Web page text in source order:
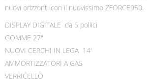
nuovi orizzonti con il nuovissimo ZFORCE950.
DISPLAY DIGITALE da 5 pollici
GOMME 27″
NUOVI CERCHI IN LEGA 14′
AMMORTIZZATORI A GAS
VERRICELLO